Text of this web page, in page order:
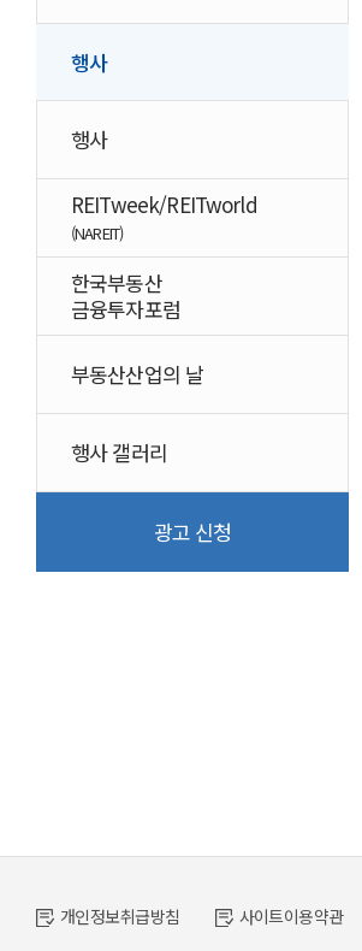
행사
행사
REITweek/REITworld
(NAREIT)
한국부동산
금융투자포럼
부동산산업의 날
행사 갤러리
광고 신청
개인정보취급방침 사이트이용약관